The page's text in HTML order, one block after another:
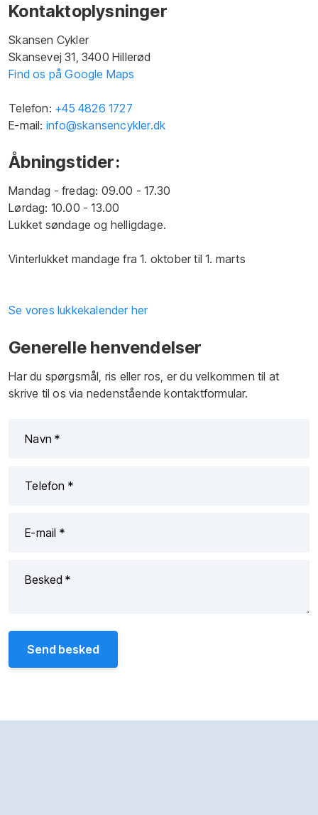
Kontaktoplysninger
Skansen Cykler
​Skansevej 31, 3400 Hillerød
Find os på Google Maps
​Telefon: +45 4826 1727
E-mail: info@skansencykler.dk
Åbningstider:
Mandag - fredag: 09.00 - 17.30
Lørdag: 10.00 - 13.00
Lukket søndage og helligdage.
Vinterlukket mandage fra 1. oktober til 1. marts
Se vores lukkekalender her
Generelle henvendelser​
Har du spørgsmål, ​ris eller ros, er du velkommen til at
skrive til os via nedenstående kontaktformular.